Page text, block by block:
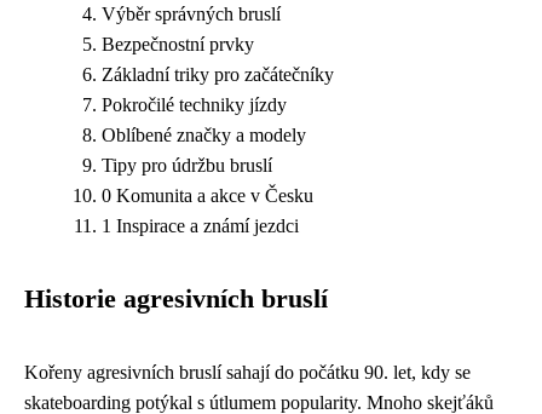
Výběr správných bruslí
Bezpečnostní prvky
Základní triky pro začátečníky
Pokročilé techniky jízdy
Oblíbené značky a modely
Tipy pro údržbu bruslí
0 Komunita a akce v Česku
1 Inspirace a známí jezdci
Historie agresivních bruslí
Kořeny agresivních bruslí sahají do počátku 90. let, kdy se
skateboarding potýkal s útlumem popularity. Mnoho skejťáků